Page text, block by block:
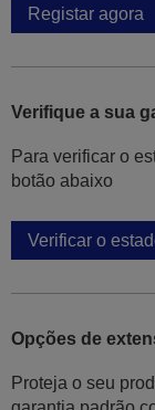
Registar agora
Verifique a sua
Para verificar o
botão abaixo
Verificar o
Opções de
Proteja o seu